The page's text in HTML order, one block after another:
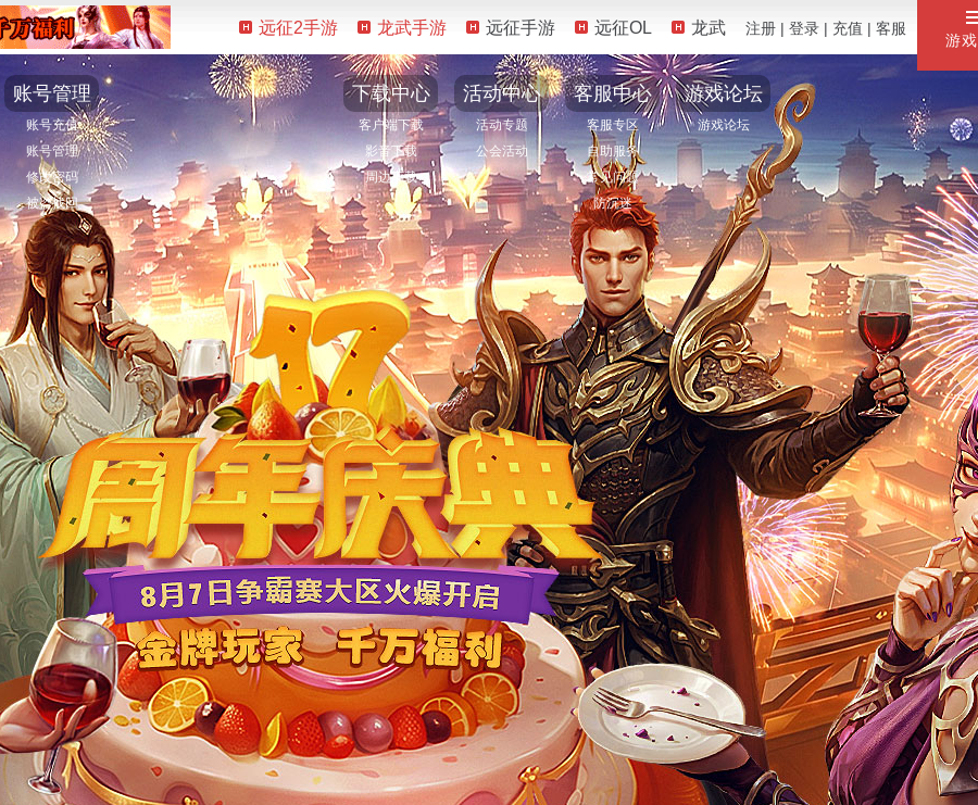
游
远征2手游 龙武手游 远征手游 远征OL 龙武 注册 | 登录 | 充值 | 客服
账号管理
账号充值
账号管理
修改密码
被盗找回
下载中心
客户端下载
影音下载
周边下载
活动中心
活动专题
公会活动
客服中心
客服专区
自助服务
常见问题
防沉迷
游戏论坛
游戏论坛